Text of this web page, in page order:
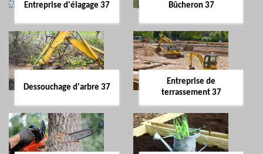
Entreprise d'élagage 37 Bûcheron 37
Dessouchage d'arbre 37
Entreprise de
terrassement 37